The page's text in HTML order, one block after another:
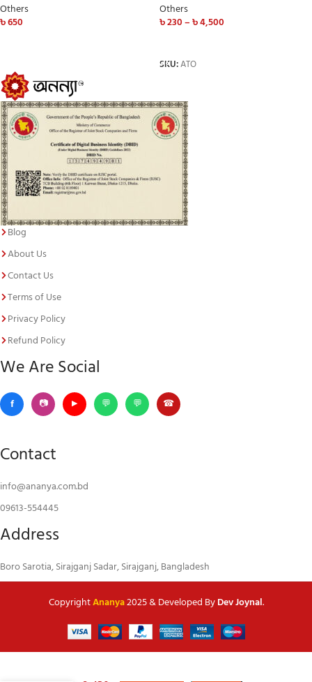
Others
৳650
Others
৳230–৳4,500
SKU:ATO
Blog
About Us
Contact Us
Terms of Use
Privacy Policy
Refund Policy
We Are Social
Contact
info@ananya.com.bd
09613-554445
Address
Boro Sarotia, Sirajganj Sadar, Sirajganj, Bangladesh
CopyrightAnanya2025 & Developed ByDev Joynal.
৳ 450